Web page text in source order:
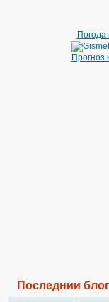
Погода
Прогноз
Последнии